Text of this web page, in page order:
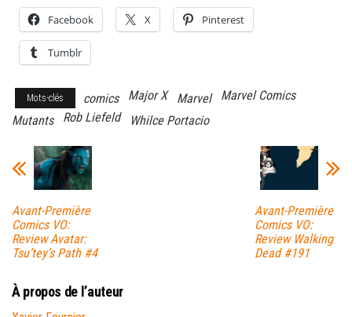
Facebook X Pinterest
Tumblr
Mots-clés comics Major X Marvel
Marvel Comics
Mutants
Rob Liefeld Whilce Portacio
Avant-Première
Comics VO:
Review Avatar:
Tsu’tey’s Path #4
Avant-Première
Comics VO:
Review Walking
Dead #191
À propos de l’auteur